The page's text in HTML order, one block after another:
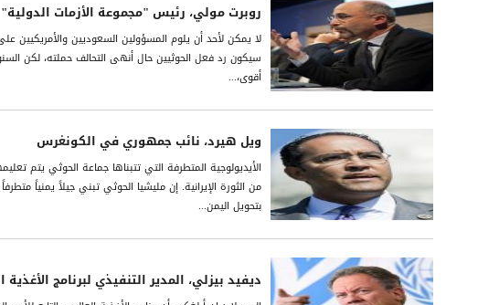
روبرت مولي، رئيس "مجموعة الأزمات الدولية"
لا يمكن لأحد أن يلوم المسؤولين السعوديين
سيكون رد فعل الحوثيين حال أنهى التحالف حملته، لكن
أقوى،...
ويل هيرد، نائب جمهوري في الكونغرس
الأيديولوجية المتطرفة التي تتبناها جماعة الحوثي يتم
من الثورة الإيرانية. إن مليشيا الحوثي تبني جيلاً يمنياً
بتحويل اليمن...
ديفيد بيزلي، المدير التنفيذي لبرنامج الأغذية